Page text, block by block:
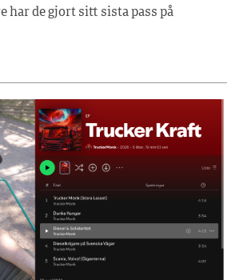
har de gjort sitt sista pass på